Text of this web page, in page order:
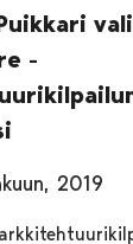
-
2019